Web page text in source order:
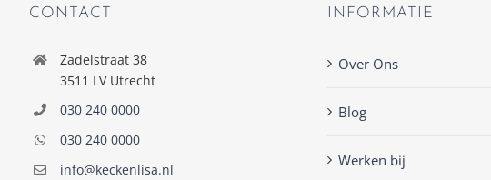
CONTACT
Zadelstraat 38
3511 LV Utrecht
030 240 0000
030 240 0000
info@keckenlisa.nl
INFORMATIE
Over Ons
Blog
Werken bij